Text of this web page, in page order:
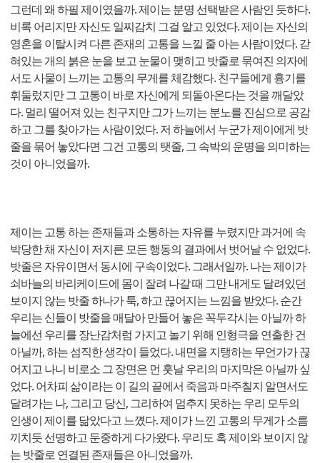
그런데 왜 하필 제이였을까. 제이는 분명 선택받은 사람인 듯하다.
비록 어리지만 자신도 일찌감치 그걸 알고 있었다. 제이는 자신의
영혼을 이탈시켜 다른 존재의 고통을 느낄 줄 아는 사람이었다. 갇
혀있는 개의 붉은 눈을 보고 눈물이 맺히고 밧줄로 묶여진 의자에
서도 사물이 느끼는 고통의 무게를 체감했다. 친구들에게 흉기를
휘둘렀지만 그 고통이 바로 자신에게 되돌아온다는 것을 깨달았
다. 멀리 떨어져 있는 친구지만 그가 느끼는 분노를 진심으로 공감
하고 그를 찾아가는 사람이었다. 저 하늘에서 누군가 제이에게 밧
줄을 묶어 놓았다면 그건 고통의 탯줄, 그 속박의 운명을 의미하는
것이 아니었을까.
제이는 고통 하는 존재들과 소통하는 자유를 누렸지만 과거에 속
박당한 채 자신이 저지른 모든 행동의 결과에서 벗어날 수 없었다.
밧줄은 자유이면서 동시에 구속이었다. 그래서일까. 나는 제이가
쇠바늘의 바리케이드에 몸이 잘려 나갈 때 그만 내게도 달려있던
보이지 않는 밧줄 하나가 툭, 하고 끊어지는 느낌을 받았다. 순간
우리는 신들이 밧줄을 매달아 만들어 놓은 꼭두각시는 아닐까 하
늘에선 우리를 장난감처럼 가지고 놀기 위해 인형극을 연출한 건
아닐까, 하는 섬직한 생각이 들었다. 내면을 지탱하는 무언가가 끊
어지고 나니 비로소 그 장면은 먼 훗날 우리의 마지막은 아닐까 싶
었다. 어차피 삶이라는 이 길의 끝에서 죽음과 마주칠지 알면서도
달려가는 나, 그리고 당신, 그리하여 멈추지 못하는 우리 모두의
인생이 제이를 닮았다고 느꼈다. 제이가 느낀 고통의 무게가 소름
끼치듯 선명하고 둔중하게 다가왔다. 우리도 혹 제이와 보이지 않
는 밧줄로 연결된 존재들은 아니었을까.